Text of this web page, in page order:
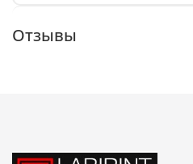
Отзывы